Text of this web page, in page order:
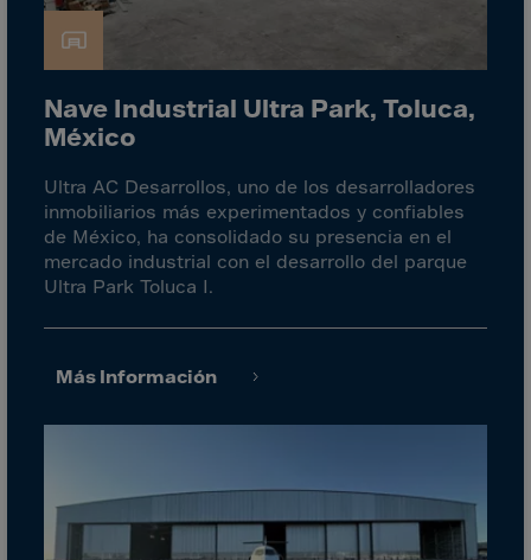
Costa Rica
Cuba
Cyprus
Czech Republic
Dem. Rep. Congo
Dominica
Dominican Rep.
Egypt
El Salvador
Nave Industrial Ultra Park, Toluca,
México
Ultra AC Desarrollos, uno de los desarrolladores
inmobiliarios más experimentados y confiables
de México, ha consolidado su presencia en el
mercado industrial con el desarrollo del parque
Ultra Park Toluca I.
Más Información